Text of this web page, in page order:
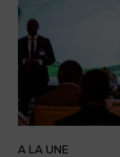
A LA UNE